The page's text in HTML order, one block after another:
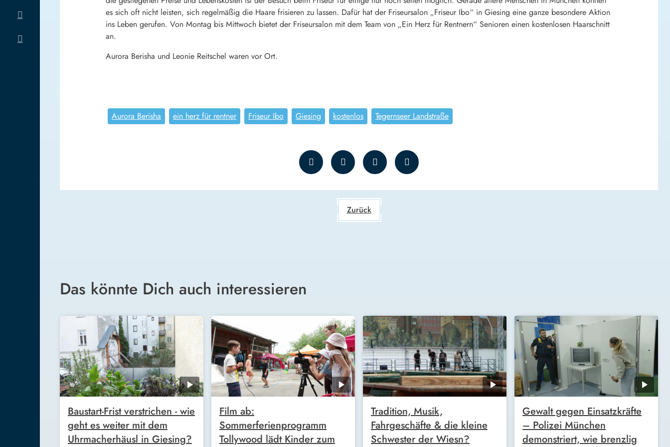
es sich oft nicht leisten, sich regelmäßig die Haare frisieren zu lassen. Dafür hat der Friseursalon „Friseur Ibo“ in Giesing eine ganze besondere Aktion
ins Leben gerufen. Von Montag bis Mittwoch bietet der Friseursalon mit dem Team von „Ein Herz für Rentnern“ Senioren einen kostenlosen Haarschnitt
an.
Aurora Berisha und Leonie Reitschel waren vor Ort.
Aurora Berisha ein herz für rentner Friseur Ibo Giesing kostenlos Tegernseer Landstraße
Zurück
Das könnte Dich auch interessieren
Baustart-Frist verstrichen - wie
geht es weiter mit dem
Uhrmacherhäusl in Giesing?
Film ab:
Sommerferienprogramm
Tollywood lädt Kinder zum
Tradition, Musik,
Fahrgeschäfte & die kleine
Schwester der Wiesn?
Gewalt gegen Einsatzkräfte
– Polizei München
demonstriert, wie brenzlig